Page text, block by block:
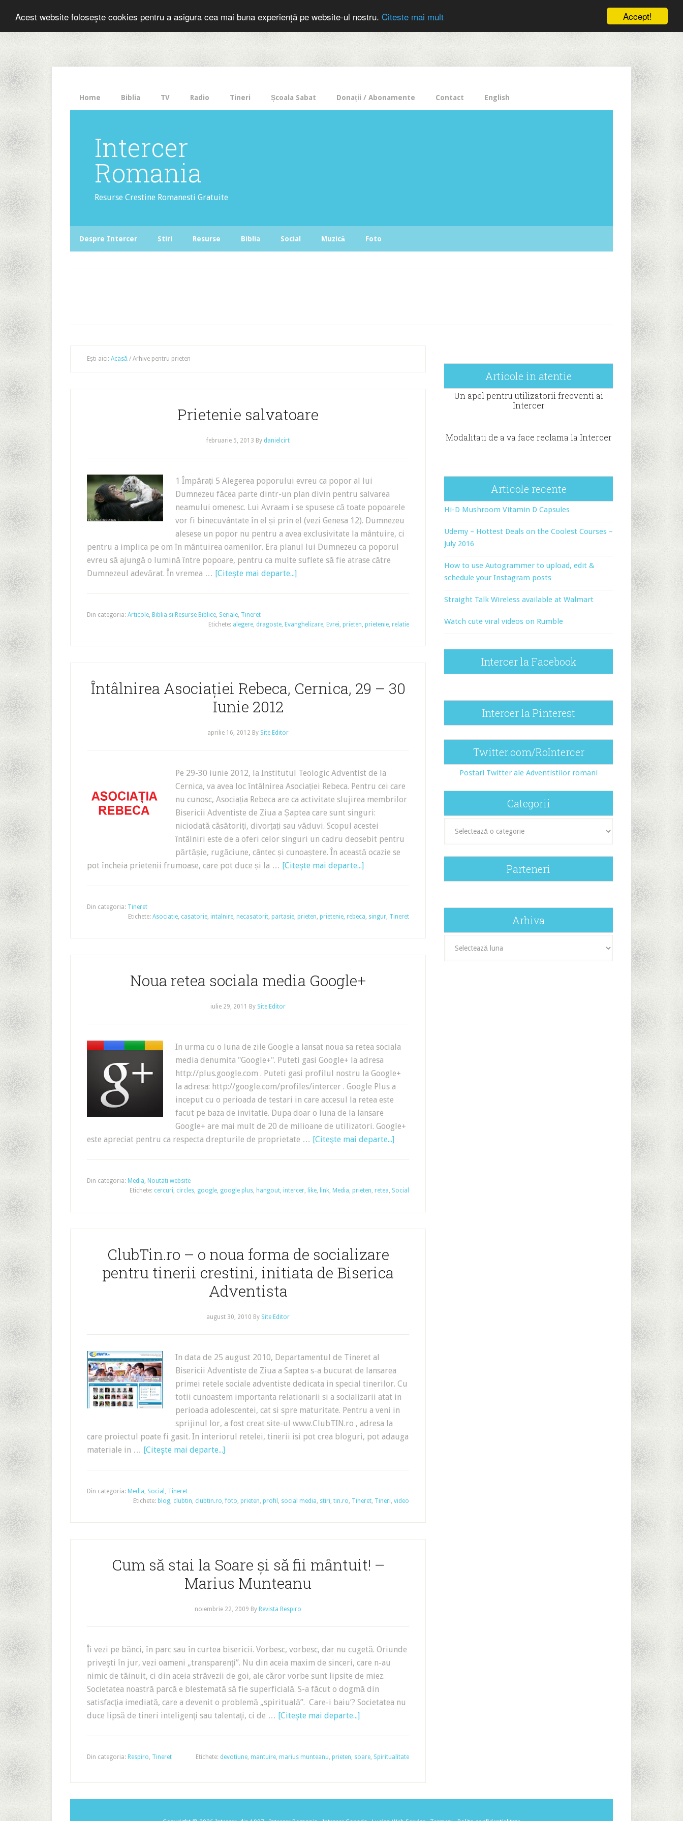
Accept!
Acest website folosește cookies pentru a asigura cea mai buna experiență pe website-ul nostru. Citeste mai mult
The
HelloBar
- a
little
bar
that
gets
noticed!
Home Biblia TV Radio Tineri Școala Sabat Donații / Abonamente Contact English
Intercer
Romania
Resurse Crestine Romanesti Gratuite
Despre Intercer Stiri Resurse Biblia Social Muzică Foto
Ești aici: Acasă / Arhive pentru prieten
Prietenie salvatoare
februarie 5, 2013 By danielcirt
1 Împărați 5 Alegerea poporului evreu ca popor al lui
Dumnezeu făcea parte dintr-un plan divin pentru salvarea
neamului omenesc. Lui Avraam i se spusese că toate popoarele
vor fi binecuvântate în el și prin el (vezi Genesa 12). Dumnezeu
alesese un popor nu pentru a avea exclusivitate la mântuire, ci
pentru a implica pe om în mântuirea oamenilor. Era planul lui Dumnezeu ca poporul
evreu să ajungă o lumină între popoare, pentru ca multe suflete să fie atrase către
Dumnezeul adevărat. În vremea … [Citeşte mai departe...]
Din categoria: Articole, Biblia si Resurse Biblice, Seriale, Tineret
Etichete: alegere, dragoste, Evanghelizare, Evrei, prieten, prietenie, relatie
Întâlnirea Asociației Rebeca, Cernica, 29 – 30
Iunie 2012
aprilie 16, 2012 By Site Editor
Pe 29-30 iunie 2012, la Institutul Teologic Adventist de la
Cernica, va avea loc întâlnirea Asociației Rebeca. Pentru cei care
nu cunosc, Asociația Rebeca are ca activitate slujirea membrilor
Bisericii Adventiste de Ziua a Șaptea care sunt singuri:
niciodată căsătoriți, divorțați sau văduvi. Scopul acestei
întâlniri este de a oferi celor singuri un cadru deosebit pentru
părtășie, rugăciune, cântec și cunoaștere. În această ocazie se
pot încheia prietenii frumoase, care pot duce și la … [Citeşte mai departe...]
Din categoria: Tineret
Etichete: Asociatie, casatorie, intalnire, necasatorit, partasie, prieten, prietenie, rebeca, singur, Tineret
Noua retea sociala media Google+
iulie 29, 2011 By Site Editor
In urma cu o luna de zile Google a lansat noua sa retea sociala
media denumita "Google+". Puteti gasi Google+ la adresa
http://plus.google.com . Puteti gasi profilul nostru la Google+
la adresa: http://google.com/profiles/intercer . Google Plus a
inceput cu o perioada de testari in care accesul la retea este
facut pe baza de invitatie. Dupa doar o luna de la lansare
Google+ are mai mult de 20 de milioane de utilizatori. Google+
este apreciat pentru ca respecta drepturile de proprietate … [Citeşte mai departe...]
Din categoria: Media, Noutati website
Etichete: cercuri, circles, google, google plus, hangout, intercer, like, link, Media, prieten, retea, Social
ClubTin.ro – o noua forma de socializare
pentru tinerii crestini, initiata de Biserica
Adventista
august 30, 2010 By Site Editor
In data de 25 august 2010, Departamentul de Tineret al
Bisericii Adventiste de Ziua a Saptea s-a bucurat de lansarea
primei retele sociale adventiste dedicata in special tinerilor. Cu
totii cunoastem importanta relationarii si a socializarii atat in
perioada adolescentei, cat si spre maturitate. Pentru a veni in
sprijinul lor, a fost creat site-ul www.ClubTIN.ro , adresa la
care proiectul poate fi gasit. In interiorul retelei, tinerii isi pot crea bloguri, pot adauga
materiale in … [Citeşte mai departe...]
Din categoria: Media, Social , Tineret
Etichete: blog, clubtin, clubtin.ro,foto, prieten, profil , social media, stiri, tin.ro, Tineret, Tineri, video
Cum să stai la Soare şi să fii mântuit! –
Marius Munteanu
noiembrie 22, 2009 By Revista Respiro
Îi vezi pe bănci, în parc sau în curtea bisericii. Vorbesc, vorbesc, dar nu cugetă. Oriunde
priveşti în jur, vezi oameni „transparenţi”. Nu din aceia maxim de sinceri, care n-au
nimic de tăinuit, ci din aceia străvezii de goi, ale căror vorbe sunt lipsite de miez.
Societatea noastră parcă e blestemată să fie superficială. S-a făcut o dogmă din
satisfacţia imediată, care a devenit o problemă „spirituală”. Care-i baiu’? Societatea nu
duce lipsă de tineri inteligenţi sau talentaţi, ci de … [Citeşte mai departe...]
Din categoria: Respiro, Tineret Etichete: devotiune, mantuire, marius munteanu, prieten, soare, Spiritualitate
Articole in atentie
Un apel pentru utilizatorii frecventi ai
Intercer
Modalitati de a va face reclama la Intercer
Articole recente
Hi-D Mushroom Vitamin D Capsules
Udemy – Hottest Deals on the Coolest Courses –
July 2016
How to use Autogrammer to upload, edit &
schedule your Instagram posts
Straight Talk Wireless available at Walmart
Watch cute viral videos on Rumble
Intercer la Facebook
Intercer la Pinterest
Twitter.com/RoIntercer
Postari Twitter ale Adventistilor romani
Categorii
Parteneri
Arhiva